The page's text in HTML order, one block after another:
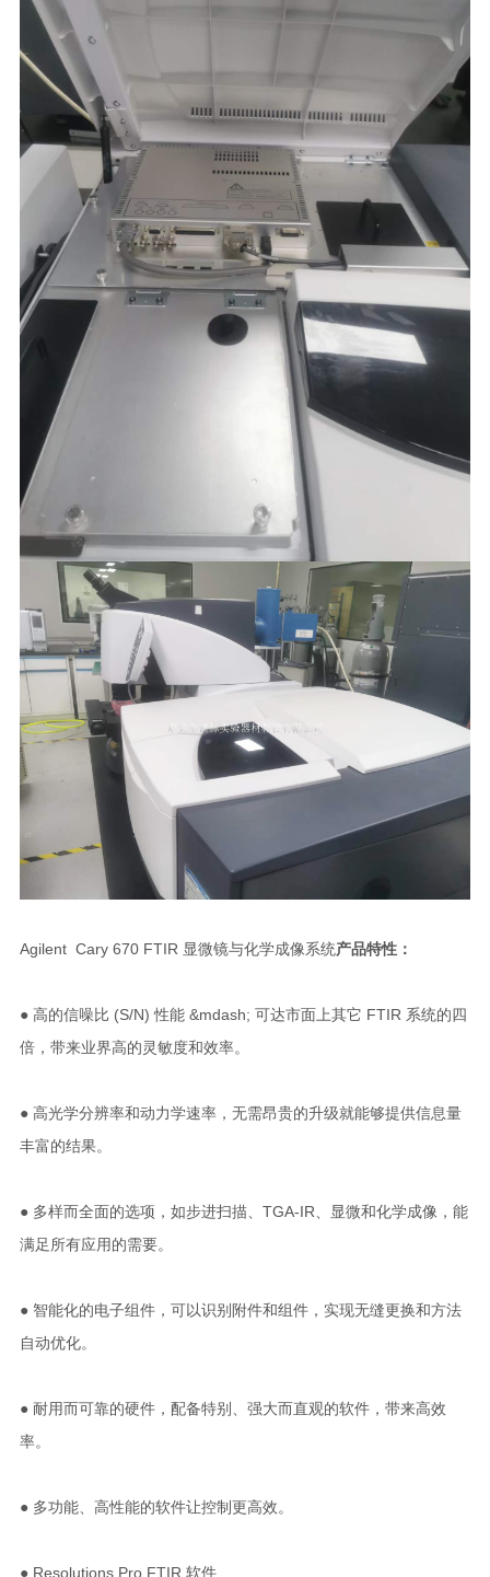
Agilent Cary 670 FTIR 显微镜与化学成像系统产品特性：
● 高的信噪比 (S/N) 性能 &mdash; 可达市面上其它 FTIR 系统的四
倍，带来业界高的灵敏度和效率。
● 高光学分辨率和动力学速率，无需昂贵的升级就能够提供信息量
丰富的结果。
● 多样而全面的选项，如步进扫描、TGA-IR、显微和化学成像，能
满足所有应用的需要。
● 智能化的电子组件，可以识别附件和组件，实现无缝更换和方法
自动优化。
● 耐用而可靠的硬件，配备特别、强大而直观的软件，带来高效
率。
● 多功能、高性能的软件让控制更高效。
● Resolutions Pro FTIR 软件